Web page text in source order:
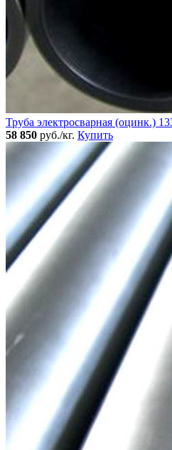
Труба электросварная (оцинк.)
58 850 руб./кг. Купить